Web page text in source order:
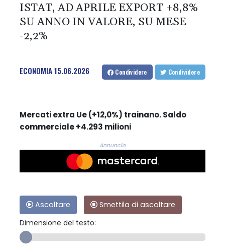
ISTAT, AD APRILE EXPORT +8,8%
SU ANNO IN VALORE, SU MESE
-2,2%
ECONOMIA15.06.2026 Condividere Condividere
Mercati extra Ue (+12,0%) trainano. Saldo
commerciale +4.293 milioni
Annuncio
Ascoltare
Smettila di ascoltare
Dimensione del testo: